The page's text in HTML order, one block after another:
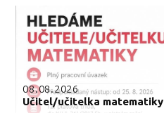
08.08.2026
Učitel/učitelka matematiky